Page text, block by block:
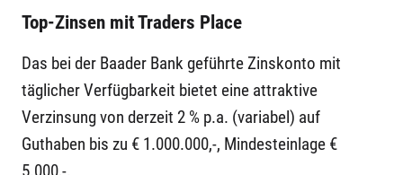
Top-Zinsen mit Traders Place
Das bei der Baader Bank geführte Zinskonto mit
täglicher Verfügbarkeit bietet eine attraktive
Verzinsung von derzeit 2 % p.a. (variabel) auf
Guthaben bis zu € 1.000.000,-, Mindesteinlage €
5.000,-.